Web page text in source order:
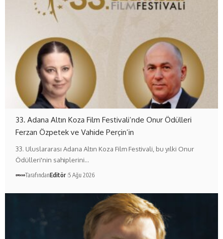
33. Adana Altın Koza Film Festivali’nde Onur Ödülleri
Ferzan Özpetek ve Vahide Perçin’in
33. Uluslararası Adana Altın Koza Film Festivali, bu yılki Onur
Ödülleri'nin sahiplerini…
TarafındanEditör 5 Ağu 2026